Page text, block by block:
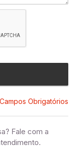
Obrigatórios
Fale com a